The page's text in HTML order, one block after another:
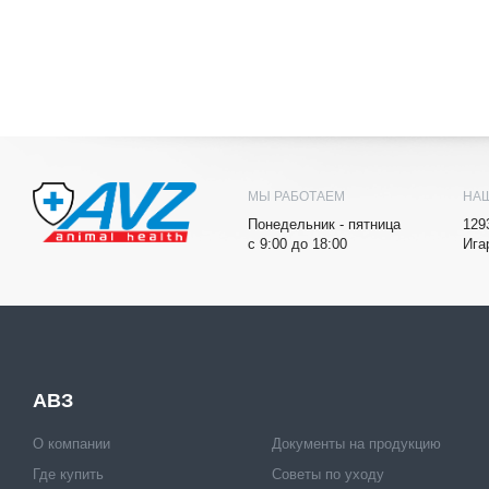
МЫ РАБОТАЕМ
Понедельник - пятница
с 9:00 до 18:00
АВЗ
О компании
Где купить
Документы на продукцию
Советы по уходу